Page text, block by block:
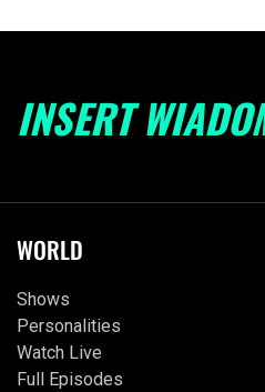
INSERT
WORLD
Shows
Personalities
Watch Live
Full Episodes